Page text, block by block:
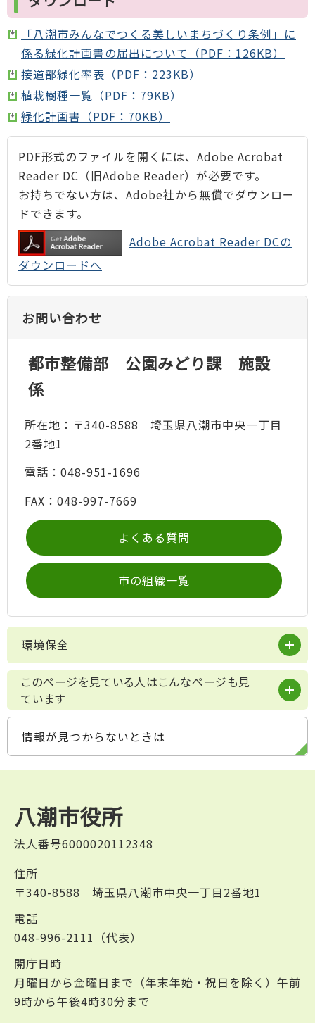
「八潮市みんなでつくる美しいまちづくり条例」に
係る緑化計画書の届出について（PDF：126KB）
接道部緑化率表（PDF：223KB）
植栽樹種一覧（PDF：79KB）
緑化計画書（PDF：70KB）
PDF形式のファイルを開くには、Adobe Acrobat
Reader DC（旧Adobe Reader）が必要です。
お持ちでない方は、Adobe社から無償でダウンロー
ドできます。
Adobe Acrobat Reader DCの
ダウンロードへ
お問い合わせ
都市整備部 公園みどり課 施設
係
所在地：〒340-8588 埼玉県八潮市中央一丁目
2番地1
電話：048-951-1696
FAX：048-997-7669
よくある質問
市の組織一覧
環境保全
このページを見ている人はこんなページも見
ています
情報が見つからないときは
八潮市役所
法人番号6000020112348
住所
〒340-8588 埼玉県八潮市中央一丁目2番地1
電話
048-996-2111（代表）
開庁日時
月曜日から金曜日まで（年末年始・祝日を除く）午前
9時から午後4時30分まで